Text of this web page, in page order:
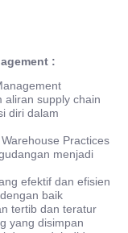
:
aliran supply chain
diri dalam
Practices
menjadi
efektif dan efisien
baik
tertib dan teratur
yang disimpan